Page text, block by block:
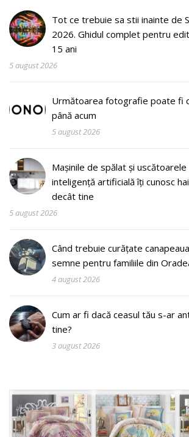
Tot ce trebuie sa stii inainte de
2026. Ghidul complet pentru
15 ani
5 august 2026
Următoarea fotografie poate fi
până acum
5 august 2026
Mașinile de spălat și
inteligență artificială îți cunosc
decât tine
5 august 2026
Când trebuie curățate
semne pentru familiile din
4 august 2026
Cum ar fi dacă ceasul tău s-ar
tine?
3 august 2026